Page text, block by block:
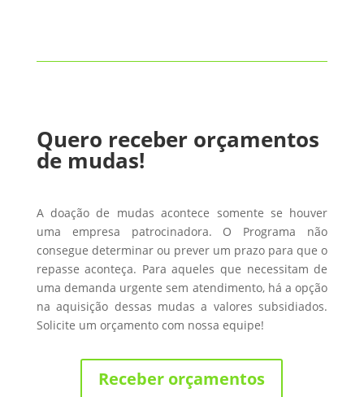
Quero receber orçamentos
de mudas!
A doação de mudas acontece somente se houver
uma empresa patrocinadora. O Programa não
consegue determinar ou prever um prazo para que o
repasse aconteça. Para aqueles que necessitam de
uma demanda urgente sem atendimento, há a opção
na aquisição dessas mudas a valores subsidiados.
Solicite um orçamento com nossa equipe!
Receber orçamentos